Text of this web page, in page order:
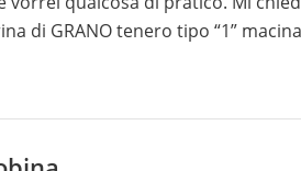
GLUTINE di grano, agente
(1,2%), sale, inulina,
enzimi, antiossidante: acido ascorbico, lievito di birra essiccato. Grazie! Lara